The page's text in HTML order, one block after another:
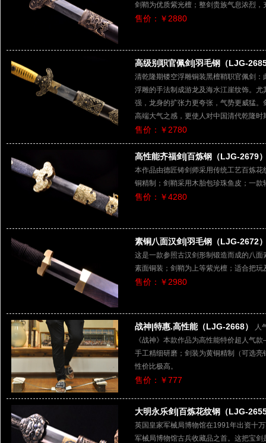
剑鞘为优质紫光檀；整剑贵族气息浓烈
售价：￥2880
高级别职官佩剑|羽毛钢（LJG-
清乾隆期镂空浮雕铜装黑檀鞘职官佩剑
浮雕的手法制成游龙及海水江崖纹饰。
强，龙身的扩张力更夸张，气势更威猛
高端大气之感，更使人对中国清代乾隆时
售价：￥2780
高性能齐福剑|百炼钢（LJG-2679
本作品由德匠铸剑师采用传统工艺百炼
铜精制；剑鞘采用木胎包珍珠鱼皮；一
售价：￥4280
素铜八面汉剑|羽毛钢（LJG-2672
这是一款参照古汉剑形制锻造而成的八
素面铜装；剑鞘为上等紫光檀；适合把玩
售价：￥2980
战神|特惠.高性能（LJG-2668）
人
《战神》本款作品为高性能特价超人气
手工精细研磨；剑装为黄铜精制（可选
性价比极高。
售价：￥777
大明永乐剑|百炼花纹钢（LJG-
英国皇家军械局博物馆在1991年出资十
军械局博物馆古兵收藏品之首。这把宝